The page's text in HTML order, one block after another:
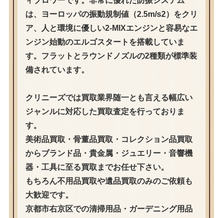
は、ヨーロッパの振動規制値（2.5m/s2）をクリ
ア、人と環境に優しい2-MIXエンジンと容易なエ
ンジン始動のエルゴスタートを搭載していま
す。フラットとラウンドノズルの2種類が標準装
備されています。
クリニーズでは買取業界随一とも言える幅広い
ジャンルに対応した買取査定を行っておりま
す。
美術品買取・骨董品買取・コレクション品買取
からブランド品・貴金属・ジュエリー・音響機
器・工具に至る買取までお任せ下さい。
もちろん不用品買取や遺品買取のみのご依頼も
大歓迎です。
京都市右京区での清掃用品・ガーデニング用品